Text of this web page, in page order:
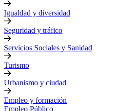
Igualdad y diversidad
Seguridad y tráfico
Servicios Sociales y Sanidad
Turismo
Urbanismo y ciudad
Empleo y formación
Empleo Público